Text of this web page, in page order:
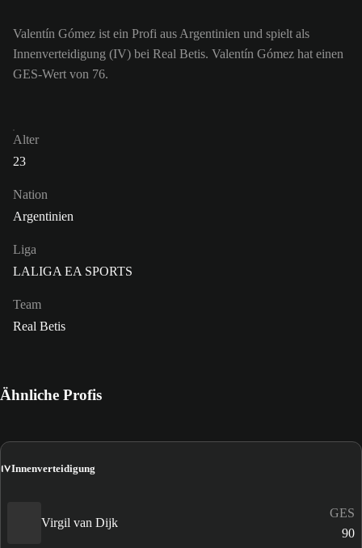
Valentín Gómez ist ein Profi aus Argentinien und spielt als
Innenverteidigung (IV) bei Real Betis. Valentín Gómez hat einen
GES-Wert von 76.
Alter
23
Nation
Argentinien
Liga
LALIGA EA SPORTS
Team
Real Betis
Ähnliche Profis
IVInnenverteidigung
Virgil van Dijk
GES
90